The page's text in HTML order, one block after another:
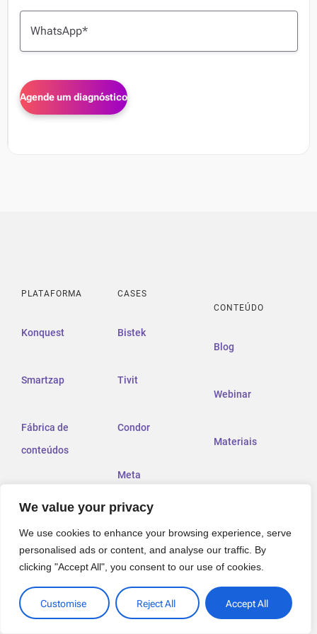
We value your privacy
We use cookies to enhance your browsing experience, serve
personalised ads or content, and analyse our traffic. By
clicking "Accept All", you consent to our use of cookies.
Customise Reject All Accept All
PLATAFORMA
Konquest
Smartzap
Fábrica de
conteúdos
CASES
Bistek
Tivit
Condor
Meta
Rendimento
CONTEÚDO
Blog
Webinar
Materiais